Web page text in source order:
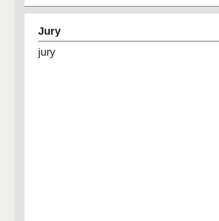
Jury
jury